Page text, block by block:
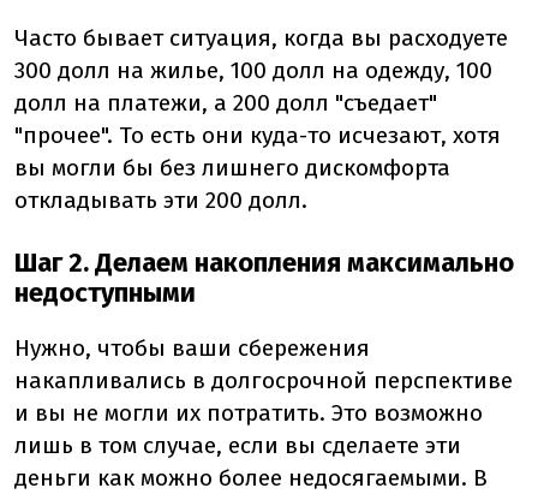
Часто бывает ситуация, когда вы расходуете
300 долл на жилье, 100 долл на одежду, 100
долл на платежи, а 200 долл "съедает"
"прочее". То есть они куда-то исчезают, хотя
вы могли бы без лишнего дискомфорта
откладывать эти 200 долл.
Шаг 2. Делаем накопления максимально
недоступными
Нужно, чтобы ваши сбережения
накапливались в долгосрочной перспективе
и вы не могли их потратить. Это возможно
лишь в том случае, если вы сделаете эти
деньги как можно более недосягаемыми. В